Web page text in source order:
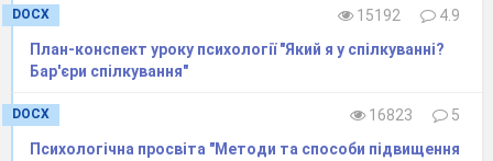
DOCX 15192
4.9
План-конспект уроку психології "Який я у спілкуванні?
Бар'єри спілкування"
DOCX 16823
5
Психологічна просвіта "Методи та способи підвищення